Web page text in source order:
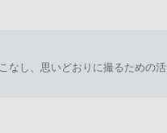
なし、思いどおりに撮るための活